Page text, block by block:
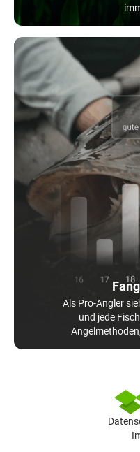
Als Pro-Angler
und jede